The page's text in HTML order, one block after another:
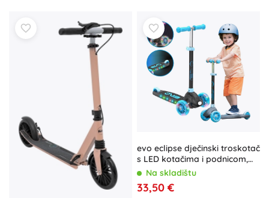
evo eclipse dječinski troskotač
s LED kotačima i podnicom,
podesiva visina, plava
Na skladištu
33,50 €